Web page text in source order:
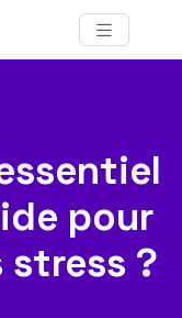
pour
stress ?